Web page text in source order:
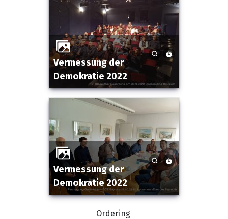
Vermessung der
Demokratie 2022
Vermessung der
Demokratie 2022
Ordering